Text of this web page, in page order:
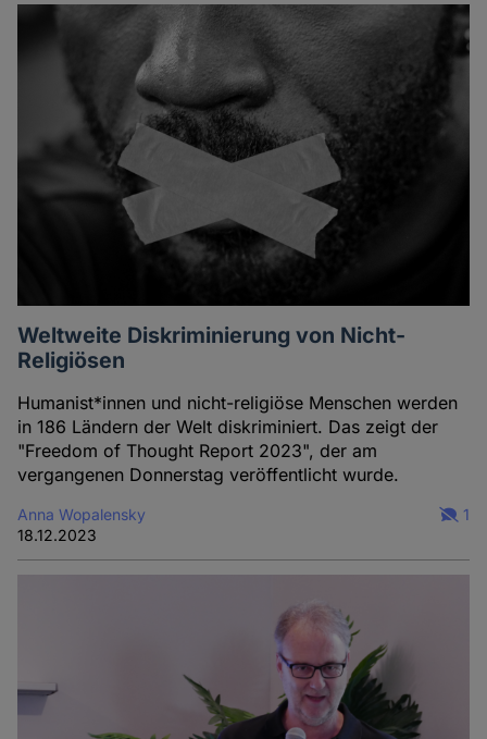
Weltweite Diskriminierung von Nicht-
Religiösen
Humanist*innen und nicht-religiöse Menschen werden
in 186 Ländern der Welt diskriminiert. Das zeigt der
"Freedom of Thought Report 2023", der am
vergangenen Donnerstag veröffentlicht wurde.
Anna Wopalensky
18.12.2023
1